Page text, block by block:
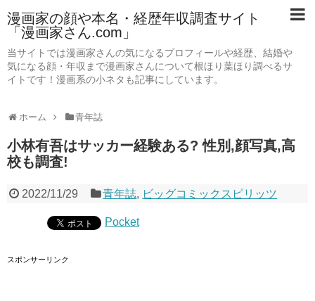
漫画家の顔や本名・経歴年収調査サイト
「漫画家さん.com」
当サイトでは漫画家さんの気になるプロフィールや経歴、結婚や
気になる顔・年収まで漫画家さんについて根ほり葉ほり調べるサ
イトです！漫画系の小ネタも記事にしています。
ホーム 青年誌
小林有吾はサッカー経験ある? 性別,顔写真,高
校も調査!
2022/11/29 青年誌, ビッグコミックスピリッツ
Pocket
スポンサーリンク